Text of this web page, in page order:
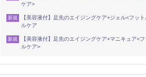
ケア>
新規
【美容液付】足先のエイジングケア+ジェル<フッ
ルケア
新規
【美容液付】足先のエイジングケア+マニキュア<
ルケア>